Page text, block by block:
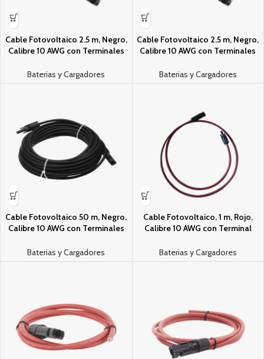
Cable Fotovoltaico 2.5 m, Negro,
Calibre 10 AWG con Terminales
Baterias y Cargadores
Cable Fotovoltaico 2.5 m, Negro,
Calibre 10 AWG con Terminales
Baterias y Cargadores
Cable Fotovoltaico 50 m, Negro,
Calibre 10 AWG con Terminales
Baterias y Cargadores
Cable Fotovoltaico, 1 m, Rojo,
Calibre 10 AWG con Terminal
Baterias y Cargadores